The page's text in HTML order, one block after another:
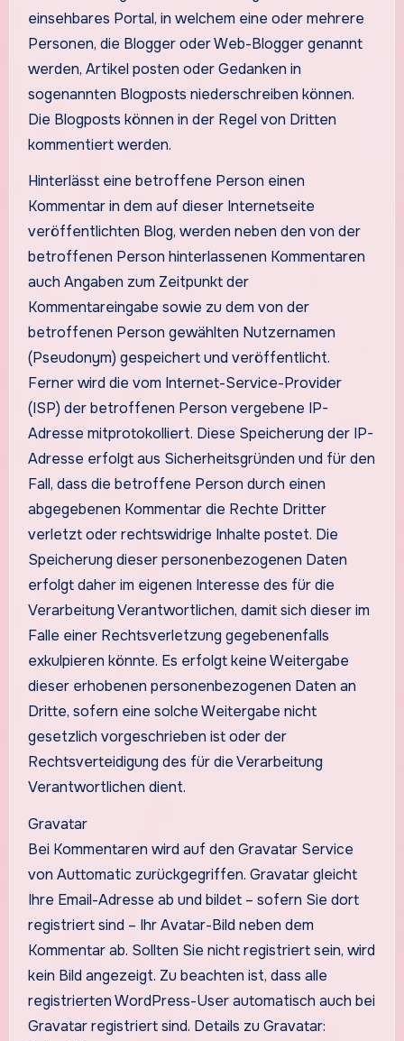
einsehbares Portal, in welchem eine oder mehrere
Personen, die Blogger oder Web-Blogger genannt
werden, Artikel posten oder Gedanken in
sogenannten Blogposts niederschreiben können.
Die Blogposts können in der Regel von Dritten
kommentiert werden.
Hinterlässt eine betroffene Person einen
Kommentar in dem auf dieser Internetseite
veröffentlichten Blog, werden neben den von der
betroffenen Person hinterlassenen Kommentaren
auch Angaben zum Zeitpunkt der
Kommentareingabe sowie zu dem von der
betroffenen Person gewählten Nutzernamen
(Pseudonym) gespeichert und veröffentlicht.
Ferner wird die vom Internet-Service-Provider
(ISP) der betroffenen Person vergebene IP-
Adresse mitprotokolliert. Diese Speicherung der IP-
Adresse erfolgt aus Sicherheitsgründen und für den
Fall, dass die betroffene Person durch einen
abgegebenen Kommentar die Rechte Dritter
verletzt oder rechtswidrige Inhalte postet. Die
Speicherung dieser personenbezogenen Daten
erfolgt daher im eigenen Interesse des für die
Verarbeitung Verantwortlichen, damit sich dieser im
Falle einer Rechtsverletzung gegebenenfalls
exkulpieren könnte. Es erfolgt keine Weitergabe
dieser erhobenen personenbezogenen Daten an
Dritte, sofern eine solche Weitergabe nicht
gesetzlich vorgeschrieben ist oder der
Rechtsverteidigung des für die Verarbeitung
Verantwortlichen dient.
Gravatar
Bei Kommentaren wird auf den Gravatar Service
von Auttomatic zurückgegriffen. Gravatar gleicht
Ihre Email-Adresse ab und bildet – sofern Sie dort
registriert sind – Ihr Avatar-Bild neben dem
Kommentar ab. Sollten Sie nicht registriert sein, wird
kein Bild angezeigt. Zu beachten ist, dass alle
registrierten WordPress-User automatisch auch bei
Gravatar registriert sind. Details zu Gravatar: